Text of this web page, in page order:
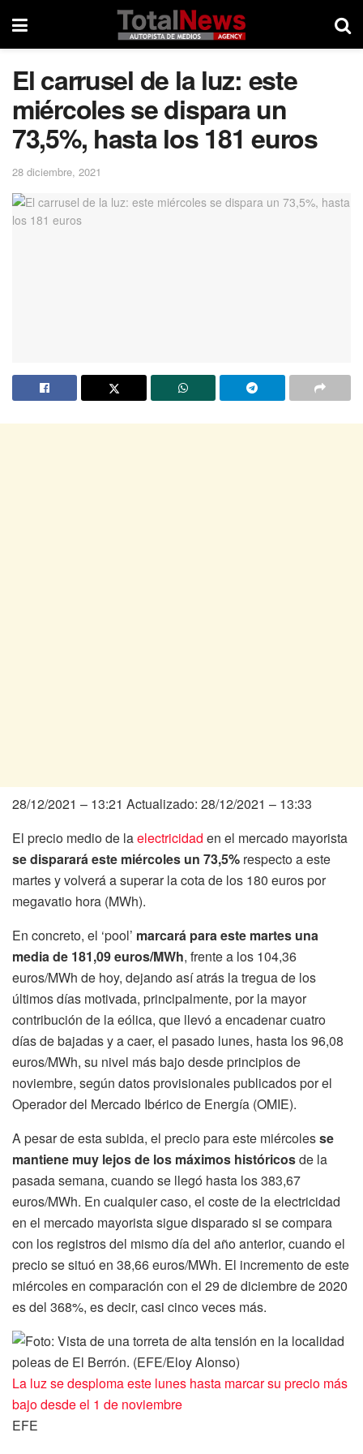
El carrusel de la luz: este
miércoles se dispara un
73,5%, hasta los 181 euros
28 diciembre, 2021
28/12/2021 – 13:21 Actualizado: 28/12/2021 – 13:33
El precio medio de laelectricidad en el mercado mayorista
se disparará este miércoles un 73,5% respecto a este
martes y volverá a superar la cota de los 180 euros por
megavatio hora (MWh).
En concreto, el ‘pool’ marcará para este martes una
media de 181,09 euros/MWh, frente a los 104,36
euros/MWh de hoy, dejando así atrás la tregua de los
últimos días motivada, principalmente, por la mayor
contribución de la eólica, que llevó a encadenar cuatro
días de bajadas y a caer, el pasado lunes, hasta los 96,08
euros/MWh, su nivel más bajo desde principios de
noviembre, según datos provisionales publicados por el
Operador del Mercado Ibérico de Energía (OMIE).
A pesar de esta subida, el precio para este miércolesse
mantiene muy lejos de los máximos históricosde la
pasada semana, cuando se llegó hasta los 383,67
euros/MWh. En cualquier caso, el coste de la electricidad
en el mercado mayorista sigue disparado si se compara
con los registros del mismo día del año anterior, cuando el
precio se situó en 38,66 euros/MWh. El incremento de este
miércoles en comparación con el 29 de diciembre de 2020
es del 368%, es decir, casi cinco veces más.
La luz se desploma este lunes hasta marcar su precio más
bajo desde el 1 de noviembre
EFE